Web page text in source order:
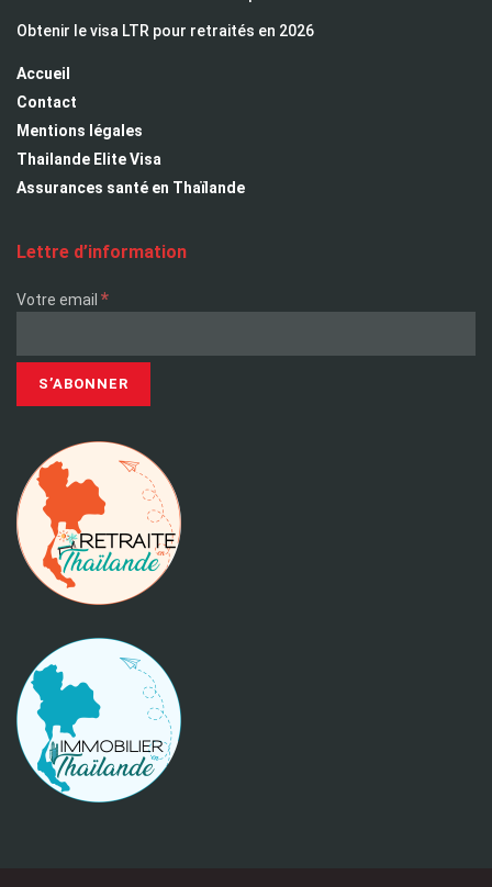
Obtenir le visa LTR pour retraités en 2026
Accueil
Contact
Mentions légales
Thailande Elite Visa
Assurances santé en Thaïlande
Lettre d’information
Votre email *